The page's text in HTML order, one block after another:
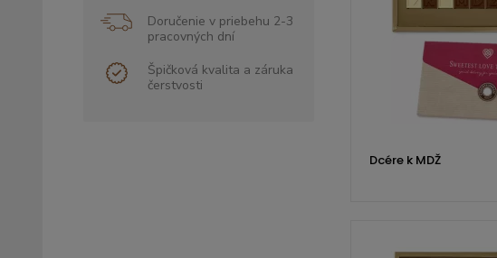
Doručenie v priebehu 2-3
pracovných dní
Špičková kvalita a záruka
čerstvosti
Dcére k MDŽ